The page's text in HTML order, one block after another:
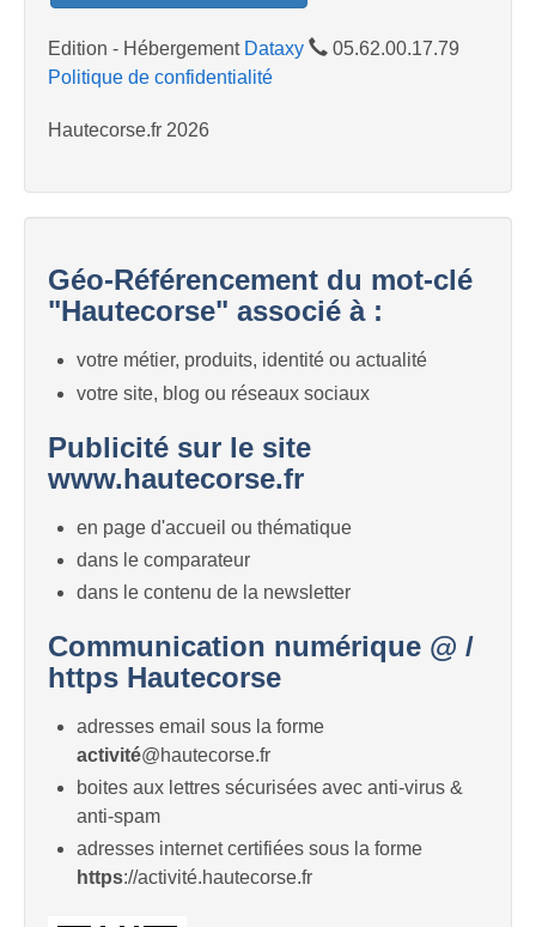
Edition - Hébergement Dataxy
05.62.00.17.79
Politique de confidentialité
Hautecorse.fr 2026
Géo-Référencement du mot-clé
"Hautecorse" associé à :
votre métier, produits, identité ou actualité
votre site, blog ou réseaux sociaux
Publicité sur le site
www.hautecorse.fr
en page d'accueil ou thématique
dans le comparateur
dans le contenu de la newsletter
Communication numérique @ /
https Hautecorse
adresses email sous la forme
activité@hautecorse.fr
boites aux lettres sécurisées avec anti-virus &
anti-spam
adresses internet certifiées sous la forme
https://activité.hautecorse.fr